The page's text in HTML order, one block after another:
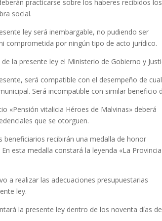
practicarse sobre los haberes recibidos
social.
ley será inembargable, no pudiendo ser
comprometida por ningún tipo de acto jurídico.
la presente ley el Ministerio de Gobierno y
será compatible con el desempeño de
Será incompatible con similar beneficio
«Pensión vitalicia Héroes de Malvinas» deberá
que se otorguen.
beneficiarios recibirán una medalla de honor
esta medalla constará la leyenda «La
a realizar las adecuaciones presupuestarias
ley.
la presente ley dentro de los noventa días